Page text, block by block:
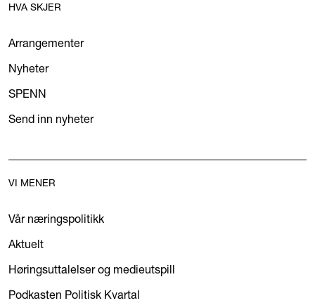
HVA SKJER
Arrangementer
Nyheter
SPENN
Send inn nyheter
VI MENER
Vår næringspolitikk
Aktuelt
Høringsuttalelser og medieutspill
Podkasten Politisk Kvartal